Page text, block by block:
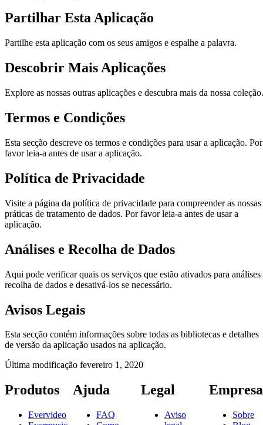
Partilhar Esta Aplicação
Partilhe esta aplicação com os seus amigos e espalhe a palavra.
Descobrir Mais Aplicações
Explore as nossas outras aplicações e descubra mais da nossa coleção.
Termos e Condições
Esta secção descreve os termos e condições para usar a aplicação. Por
favor leia-a antes de usar a aplicação.
Política de Privacidade
Visite a página da política de privacidade para compreender as nossas
práticas de tratamento de dados. Por favor leia-a antes de usar a
aplicação.
Análises e Recolha de Dados
Aqui pode verificar quais os serviços que estão ativados para análises
recolha de dados e desativá-los se necessário.
Avisos Legais
Esta secção contém informações sobre todas as bibliotecas e detalhes
de versão da aplicação usados na aplicação.
Última modificação fevereiro 1, 2020
Produtos
Evervideo
Ajuda
FAQ
Legal
Aviso
Empresa
Sobre